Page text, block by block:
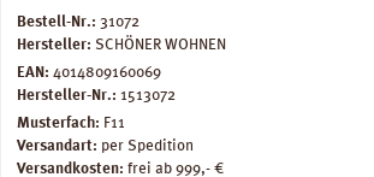
Bestell-Nr.: 31072
Hersteller: SCHÖNER WOHNEN
EAN: 4014809160069
Hersteller-Nr.: 1513072
Musterfach: F11
Versandart: per Spedition
Versandkosten: frei ab 999,- €